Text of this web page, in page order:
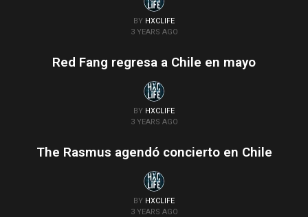
BY HXCLIFE
3 YEARS AGO
Red Fang regresa a Chile en mayo
BY HXCLIFE
3 YEARS AGO
The Rasmus agendó concierto en Chile
BY HXCLIFE
3 YEARS AGO